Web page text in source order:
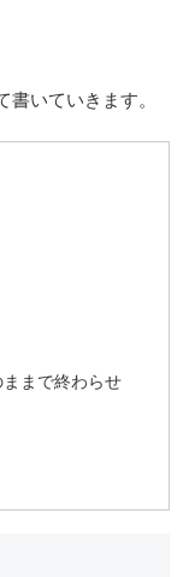
いていきます。
まで終わらせ